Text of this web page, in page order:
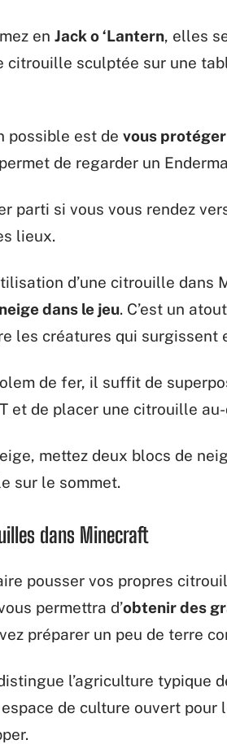
en Jack o ‘Lantern, elles
citrouille sculptée sur une
possible est de vous
de regarder un
parti si vous vous rendez
lieux.
d’une citrouille dans
dans le jeu. C’est un
les créatures qui surgissent
de fer, il suffit de
et de placer une citrouille
mettez deux blocs de
sur le sommet.
dans Minecraft
pousser vos propres
permettra d’obtenir des
préparer un peu de terre
l’agriculture typique
de culture ouvert